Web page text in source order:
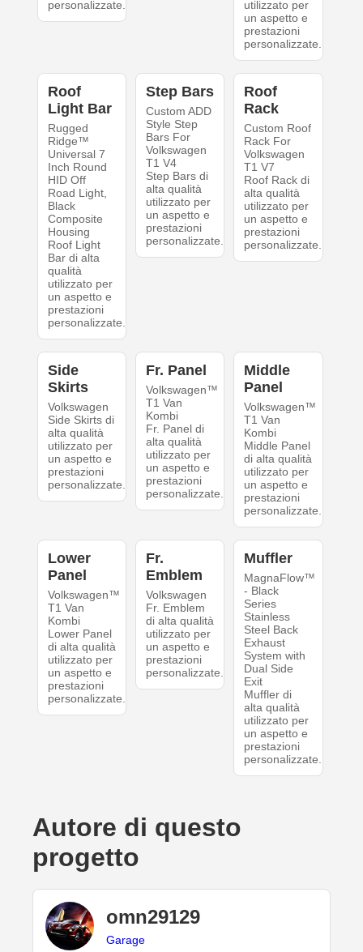
personalizzate.
utilizzato per
un aspetto e
prestazioni
personalizzate.
Roof
Light Bar
Rugged
Ridge™
Universal 7
Inch Round
HID Off
Road Light,
Black
Composite
Housing
Roof Light
Bar di alta
qualità
utilizzato per
un aspetto e
prestazioni
personalizzate.
Step Bars
Custom ADD
Style Step
Bars For
Volkswagen
T1 V4
Step Bars di
alta qualità
utilizzato per
un aspetto e
prestazioni
personalizzate.
Roof
Rack
Custom Roof
Rack For
Volkswagen
T1 V7
Roof Rack di
alta qualità
utilizzato per
un aspetto e
prestazioni
personalizzate.
Side
Skirts
Volkswagen
Side Skirts di
alta qualità
utilizzato per
un aspetto e
prestazioni
personalizzate.
Fr. Panel
Volkswagen™
T1 Van
Kombi
Fr. Panel di
alta qualità
utilizzato per
un aspetto e
prestazioni
personalizzate.
Middle
Panel
Volkswagen™
T1 Van
Kombi
Middle Panel
di alta qualità
utilizzato per
un aspetto e
prestazioni
personalizzate.
Lower
Panel
Volkswagen™
T1 Van
Kombi
Lower Panel
di alta qualità
utilizzato per
un aspetto e
prestazioni
personalizzate.
Fr.
Emblem
Volkswagen
Fr. Emblem
di alta qualità
utilizzato per
un aspetto e
prestazioni
personalizzate.
Muffler
MagnaFlow™
- Black
Series
Stainless
Steel Back
Exhaust
System with
Dual Side
Exit
Muffler di
alta qualità
utilizzato per
un aspetto e
prestazioni
personalizzate.
Autore di questo
progetto
omn29129
Garage